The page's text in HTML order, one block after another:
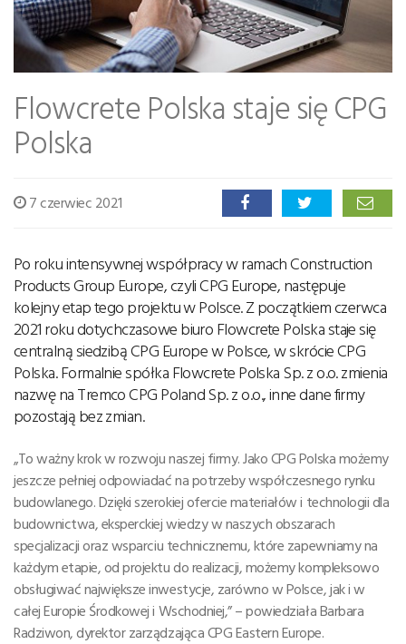
Flowcrete Polska staje się CPG
Polska
7 czerwiec 2021
Po roku intensywnej współpracy w ramach Construction
Products Group Europe, czyli CPG Europe, następuje
kolejny etap tego projektu w Polsce. Z początkiem czerwca
2021 roku dotychczasowe biuro Flowcrete Polska staje się
centralną siedzibą CPG Europe w Polsce, w skrócie CPG
Polska. Formalnie spółka Flowcrete Polska Sp. z o.o. zmienia
nazwę na Tremco CPG Poland Sp. z o.o., inne dane firmy
pozostają bez zmian.
„To ważny krok w rozwoju naszej firmy. Jako CPG Polska możemy
jeszcze pełniej odpowiadać na potrzeby współczesnego rynku
budowlanego. Dzięki szerokiej ofercie materiałów i technologii dla
budownictwa, eksperckiej wiedzy w naszych obszarach
specjalizacji oraz wsparciu technicznemu, które zapewniamy na
każdym etapie, od projektu do realizacji, możemy kompleksowo
obsługiwać największe inwestycje, zarówno w Polsce, jak i w
całej Europie Środkowej i Wschodniej,” – powiedziała Barbara
Radziwon, dyrektor zarządzająca CPG Eastern Europe.